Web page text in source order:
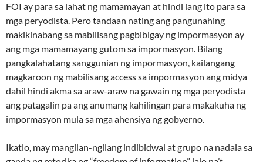
FOI ay para sa lahat ng mamamayan at hindi lang ito para sa
mga peryodista. Pero tandaan nating ang pangunahing
makikinabang sa mabilisang pagbibigay ng impormasyon ay
ang mga mamamayang gutom sa impormasyon. Bilang
pangkalahatang sanggunian ng impormasyon, kailangang
magkaroon ng mabilisang access sa impormasyon ang midya
dahil hindi akma sa araw-araw na gawain ng mga peryodista
ang patagalin pa ang anumang kahilingan para makakuha ng
impormasyon mula sa mga ahensiya ng gobyerno.
Ikatlo, may mangilan-ngilang indibidwal at grupo na nadala sa